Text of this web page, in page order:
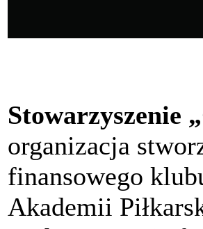
Stowarzyszenie
organizacja
finansowego
Akademii